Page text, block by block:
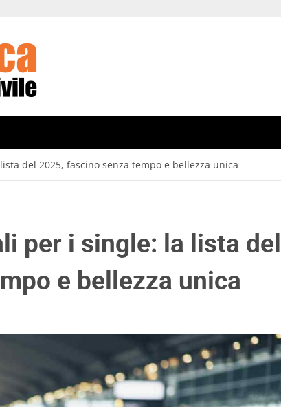
del 2025, fascino senza tempo e bellezza unica
per i single: la lista del
e bellezza unica